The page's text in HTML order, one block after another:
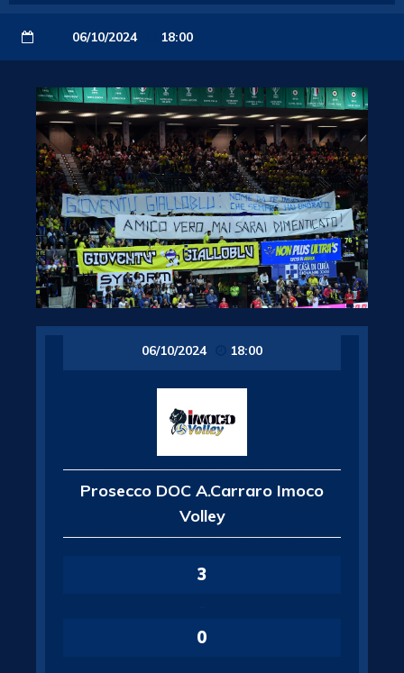
06/10/2024 18:00
06/10/2024 18:00
Prosecco DOC A.Carraro Imoco
Volley
3
0